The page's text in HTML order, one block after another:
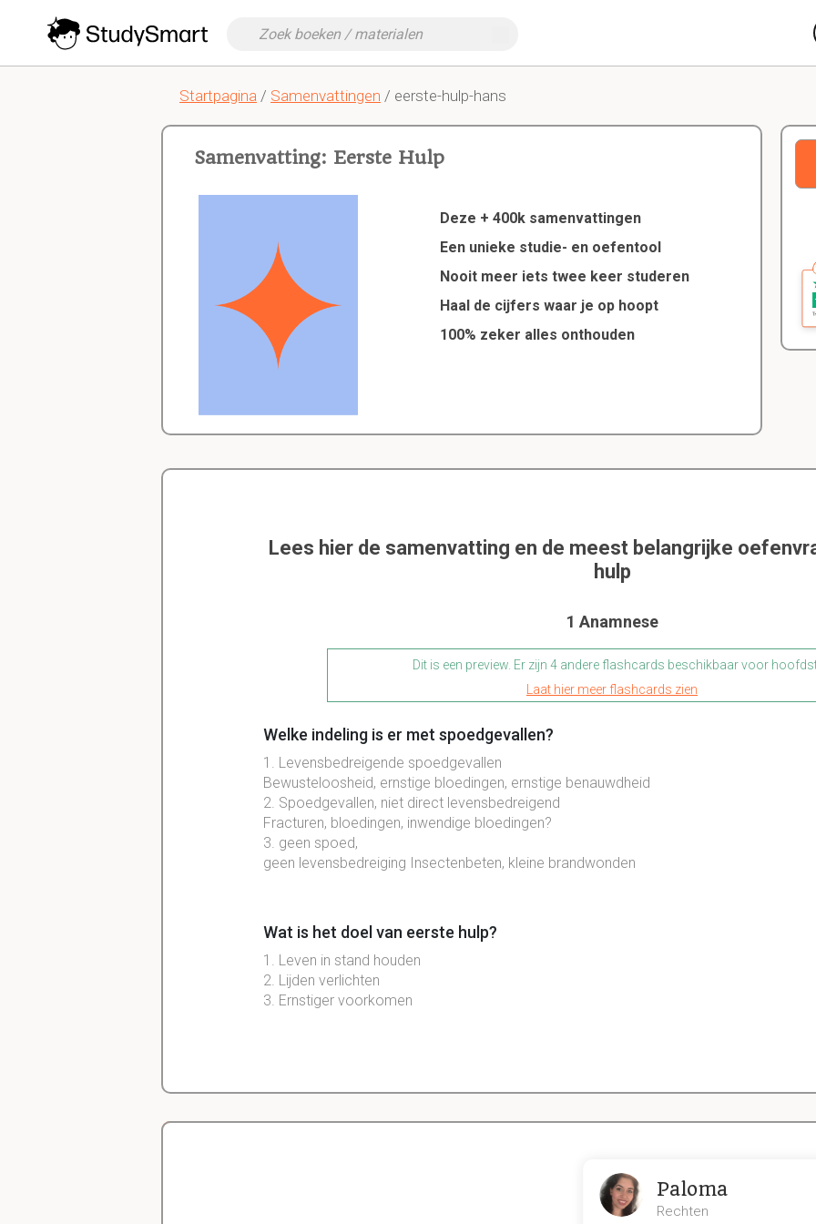
Startpagina / Samenvattingen / eerste-hulp-hans
Samenvatting: Eerste Hulp
Deze + 400k samenvattingen
Een unieke studie- en oefentool
Nooit meer iets twee keer studeren
Haal de cijfers waar je op hoopt
100% zeker alles onthouden
Lees hier de samenvatting en de meest belangrijke
hulp
1 Anamnese
Dit is een preview. Er zijn 4 andere flashcards beschikbaar voor
Laat hier meer flashcards zien
Welke indeling is er met spoedgevallen?
1. Levensbedreigende spoedgevallen
Bewusteloosheid, ernstige bloedingen, ernstige benauwdheid
2. Spoedgevallen, niet direct levensbedreigend
Fracturen, bloedingen, inwendige bloedingen?
3. geen spoed,
geen levensbedreiging Insectenbeten, kleine brandwonden
Wat is het doel van eerste hulp?
1. Leven in stand houden
2. Lijden verlichten
3. Ernstiger voorkomen
Regels:
1. Niet in paniek raken
Paloma
Rechten